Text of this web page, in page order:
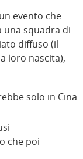
evento che
una squadra di
diffuso (il
loro nascita),
solo in Cina
che poi